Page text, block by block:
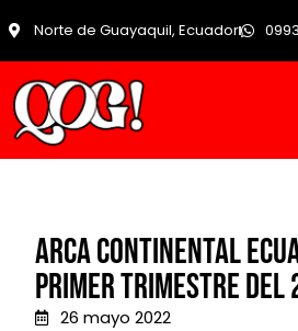
Norte de Guayaquil, Ecuador
Arca Continental
primer trimestre del
26 mayo 2022